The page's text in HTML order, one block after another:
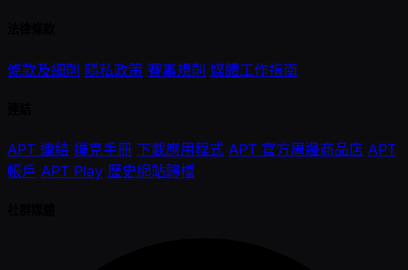
條款及細則 隱私政策 賽事規則 媒體工作指南
APT 連結 撲克手冊 下載應用程式 APT 官方周邊商品店 APT
帳戶 APT Play 歷史網站歸檔